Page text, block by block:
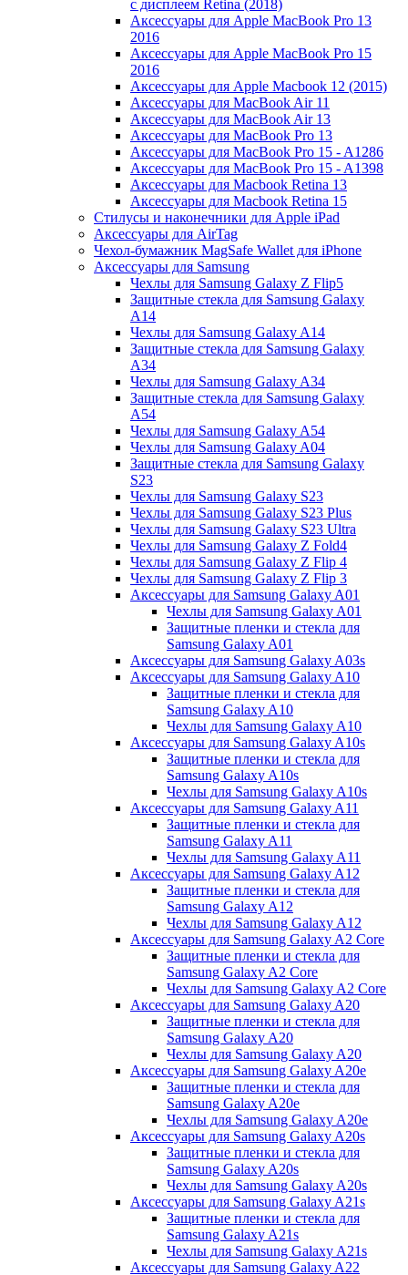
с дисплеем Retina (2018)
Аксессуары для Apple MacBook Pro 13
2016
Аксессуары для Apple MacBook Pro 15
2016
Аксессуары для Apple Macbook 12 (2015)
Аксессуары для MacBook Air 11
Аксессуары для MacBook Air 13
Аксессуары для MacBook Pro 13
Аксессуары для MacBook Pro 15 - A1286
Аксессуары для MacBook Pro 15 - A1398
Аксессуары для Macbook Retina 13
Аксессуары для Macbook Retina 15
Стилусы и наконечники для Apple iPad
Аксессуары для AirTag
Чехол-бумажник MagSafe Wallet для iPhone
Аксессуары для Samsung
Чехлы для Samsung Galaxy Z Flip5
Защитные стекла для Samsung Galaxy
A14
Чехлы для Samsung Galaxy A14
Защитные стекла для Samsung Galaxy
A34
Чехлы для Samsung Galaxy A34
Защитные стекла для Samsung Galaxy
A54
Чехлы для Samsung Galaxy A54
Чехлы для Samsung Galaxy A04
Защитные стекла для Samsung Galaxy
S23
Чехлы для Samsung Galaxy S23
Чехлы для Samsung Galaxy S23 Plus
Чехлы для Samsung Galaxy S23 Ultra
Чехлы для Samsung Galaxy Z Fold4
Чехлы для Samsung Galaxy Z Flip 4
Чехлы для Samsung Galaxy Z Flip 3
Аксессуары для Samsung Galaxy A01
Чехлы для Samsung Galaxy A01
Защитные пленки и стекла для
Samsung Galaxy A01
Аксессуары для Samsung Galaxy A03s
Аксессуары для Samsung Galaxy A10
Защитные пленки и стекла для
Samsung Galaxy A10
Чехлы для Samsung Galaxy A10
Аксессуары для Samsung Galaxy A10s
Защитные пленки и стекла для
Samsung Galaxy A10s
Чехлы для Samsung Galaxy A10s
Аксессуары для Samsung Galaxy A11
Защитные пленки и стекла для
Samsung Galaxy A11
Чехлы для Samsung Galaxy A11
Аксессуары для Samsung Galaxy A12
Защитные пленки и стекла для
Samsung Galaxy A12
Чехлы для Samsung Galaxy A12
Аксессуары для Samsung Galaxy A2 Core
Защитные пленки и стекла для
Samsung Galaxy A2 Core
Чехлы для Samsung Galaxy A2 Core
Аксессуары для Samsung Galaxy A20
Защитные пленки и стекла для
Samsung Galaxy A20
Чехлы для Samsung Galaxy A20
Аксессуары для Samsung Galaxy A20e
Защитные пленки и стекла для
Samsung Galaxy A20e
Чехлы для Samsung Galaxy A20e
Аксессуары для Samsung Galaxy A20s
Защитные пленки и стекла для
Samsung Galaxy A20s
Чехлы для Samsung Galaxy A20s
Аксессуары для Samsung Galaxy A21s
Защитные пленки и стекла для
Samsung Galaxy A21s
Чехлы для Samsung Galaxy A21s
Аксессуары для Samsung Galaxy A22